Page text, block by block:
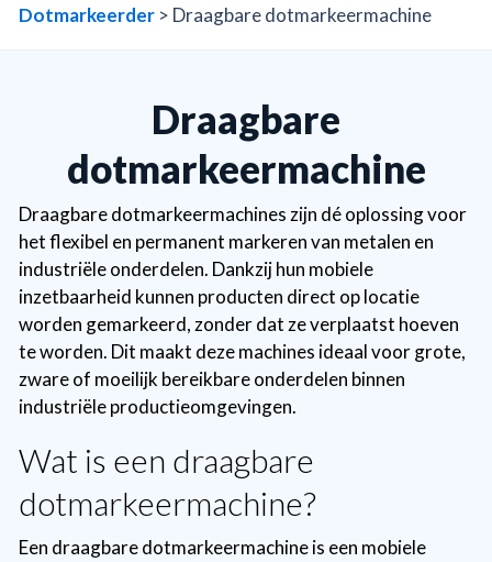
Dotmarkeerder > Draagbare dotmarkeermachine
Draagbare
dotmarkeermachine
Draagbare dotmarkeermachines zijn dé oplossing voor
het flexibel en permanent markeren van metalen en
industriële onderdelen. Dankzij hun mobiele
inzetbaarheid kunnen producten direct op locatie
worden gemarkeerd, zonder dat ze verplaatst hoeven
te worden. Dit maakt deze machines ideaal voor grote,
zware of moeilijk bereikbare onderdelen binnen
industriële productieomgevingen.
Wat is een draagbare
dotmarkeermachine?
Een draagbare dotmarkeermachine is een mobiele